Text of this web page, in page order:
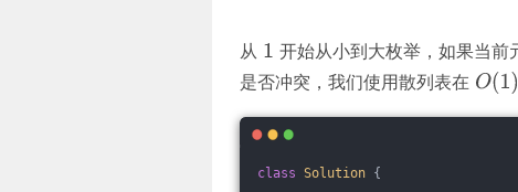
从 开始从小到大枚举，如果当前
是否冲突，我们使用散列表在
class Solution {